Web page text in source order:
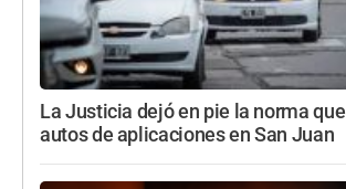
La Justicia dejó en pie la norma
autos de aplicaciones en San Juan